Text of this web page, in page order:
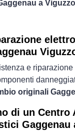
a
e
originali
di un Centro
Gaggenau